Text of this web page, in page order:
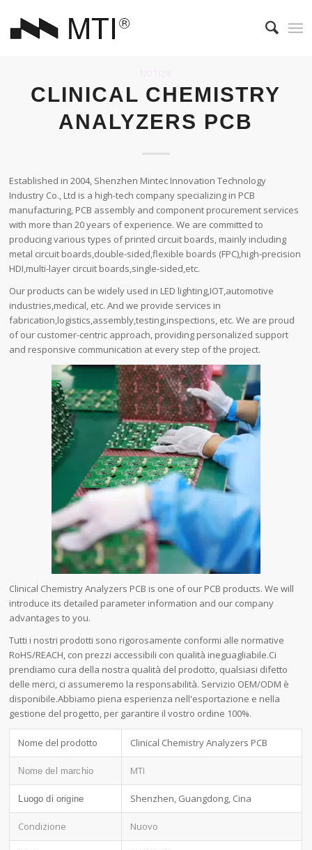
CLINICAL CHEMISTRY
ANALYZERS PCB
Established in 2004, Shenzhen Mintec Innovation Technology
Industry Co., Ltd is a high-tech company specializing in PCB
manufacturing, PCB assembly and component procurement services
with more than 20 years of experience. We are committed to
producing various types of printed circuit boards, mainly including
metal circuit boards,double-sided,flexible boards (FPC),high-precision
HDI,multi-layer circuit boards,single-sided,etc.
Our products can be widely used in LED lighting,IOT,automotive
industries,medical, etc. And we provide services in
fabrication,logistics,assembly,testing,inspections, etc. We are proud
of our customer-centric approach, providing personalized support
and responsive communication at every step of the project.
Clinical Chemistry Analyzers PCB is one of our PCB products. We will
introduce its detailed parameter information and our company
advantages to you.
Tutti i nostri prodotti sono rigorosamente conformi alle normative
RoHS/REACH, con prezzi accessibili con qualità ineguagliabile.Ci
prendiamo cura della nostra qualità del prodotto, qualsiasi difetto
delle merci, ci assumeremo la responsabilità. Servizio OEM/ODM è
disponibile.Abbiamo piena esperienza nell'esportazione e nella
gestione del progetto, per garantire il vostro ordine 100%.
Nome del prodotto Clinical Chemistry Analyzers PCB
Nome del marchio MTI
Luogo di origine Shenzhen, Guangdong, Cina
Condizione Nuovo